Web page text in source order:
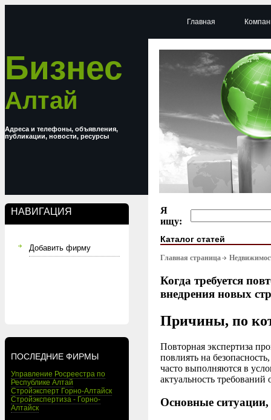
Бизнес
Алтай
Адреса и телефоны, объявления,
публикации, новости, ресурсы
НАВИГАЦИЯ
Добавить фирму
ПОСЛЕДНИЕ ФИРМЫ
Управление Росреестра по
Республике Алтай
Стройэксперт Горно-Алтайск
Стройэкспертиза - Горно-
Алтайск
Главная
Я
ищу:
Каталог статей
Главная страница
Когда требуется
внедрения новых
Причины, по
Повторная экспертиза
повлиять на
часто выполняются в
актуальность требований
Основные